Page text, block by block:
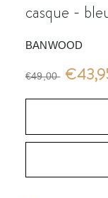
casque -
BANWOOD
€49,00